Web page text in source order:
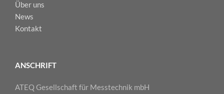
Über uns
News
Kontakt
ANSCHRIFT
ATEQ Gesellschaft für Messtechnik mbH